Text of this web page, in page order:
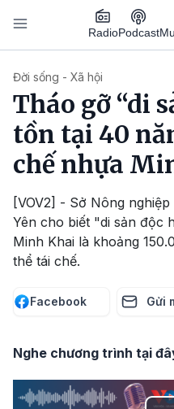
Nhảy đến nội dung
RadioPodcast
Đời sống - Xã hội
Tháo gỡ “di
tồn tại 40
chế nhựa
[VOV2] - Sở Nông
Yên cho biết "di sản độc
Minh Khai là khoảng
thể tái chế.
Facebook Gửi
Nghe chương trình tại